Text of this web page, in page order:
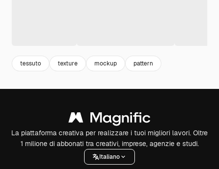
tessuto texture mockup pattern
La piattaforma creativa per realizzare i tuoi migliori lavori. Oltre
1 milione di abbonati tra creativi, imprese, agenzie e studi.
Italiano